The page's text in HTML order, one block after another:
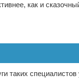
как и
таких специалистов